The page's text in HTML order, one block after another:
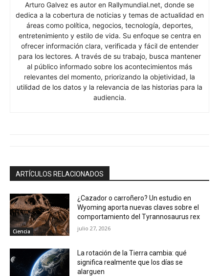
Arturo Galvez es autor en Rallymundial.net, donde se
dedica a la cobertura de noticias y temas de actualidad en
áreas como política, negocios, tecnología, deportes,
entretenimiento y estilo de vida. Su enfoque se centra en
ofrecer información clara, verificada y fácil de entender
para los lectores. A través de su trabajo, busca mantener
al público informado sobre los acontecimientos más
relevantes del momento, priorizando la objetividad, la
utilidad de los datos y la relevancia de las historias para la
audiencia.
ARTÍCULOS RELACIONADOS
Ciencia
¿Cazador o carroñero? Un estudio en
Wyoming aporta nuevas claves sobre el
comportamiento del Tyrannosaurus rex
julio 27, 2026
La rotación de la Tierra cambia: qué
significa realmente que los días se
alarguen